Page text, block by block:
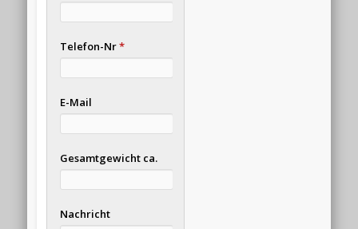
Telefon-Nr*
E-Mail
Gesamtgewicht ca.
Nachricht